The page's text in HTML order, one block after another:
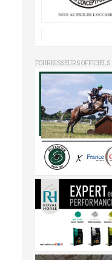
FOURNISSEURS OFFICIELS